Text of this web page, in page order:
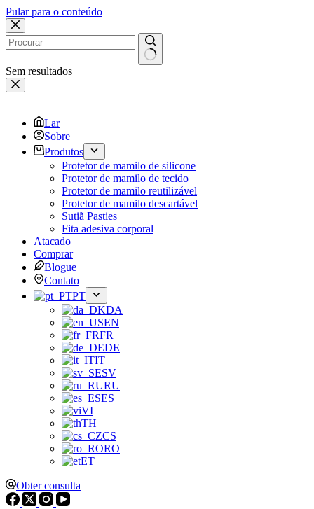
Pular para o conteúdo
Sem resultados
Lar
Sobre
Produtos
Protetor de mamilo de silicone
Protetor de mamilo de tecido
Protetor de mamilo reutilizável
Protetor de mamilo descartável
Sutiã Pasties
Fita adesiva corporal
Atacado
Comprar
Blogue
Contato
PT
DA
EN
FR
DE
IT
SV
RU
ES
VI
TH
CS
RO
ET
Obter consulta